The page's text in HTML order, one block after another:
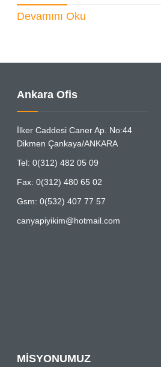
Devamını Oku
Ankara Ofis
İlker Caddesi Caner Ap. No:44
Dikmen Çankaya/ANKARA
Tel: 0(312) 482 05 09
Fax: 0(312) 480 65 02
Gsm: 0(532) 407 77 57
canyapiyikim@hotmail.com
MİSYONUMUZ